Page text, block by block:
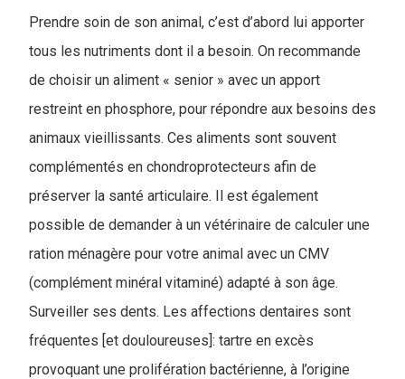
Prendre soin de son animal, c’est d’abord lui apporter
tous les nutriments dont il a besoin. On recommande
de choisir un aliment « senior » avec un apport
restreint en phosphore, pour répondre aux besoins des
animaux vieillissants. Ces aliments sont souvent
complémentés en chondroprotecteurs afin de
préserver la santé articulaire. Il est également
possible de demander à un vétérinaire de calculer une
ration ménagère pour votre animal avec un CMV
(complément minéral vitaminé) adapté à son âge.
Surveiller ses dents. Les affections dentaires sont
fréquentes [et douloureuses]: tartre en excès
provoquant une prolifération bactérienne, à l’origine